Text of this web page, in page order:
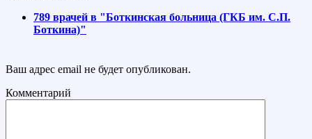
789 врачей в "Боткинская больница (ГКБ им. С.П.
Боткина)"
Ваш адрес email не будет опубликован.
Комментарий